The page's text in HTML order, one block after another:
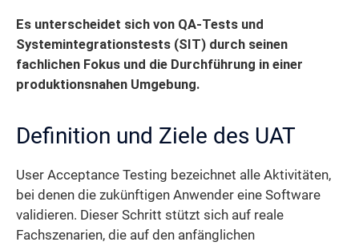
Es unterscheidet sich von QA-Tests und
Systemintegrationstests (SIT) durch seinen
fachlichen Fokus und die Durchführung in einer
produktionsnahen Umgebung.
Definition und Ziele des UAT
User Acceptance Testing bezeichnet alle Aktivitäten,
bei denen die zukünftigen Anwender eine Software
validieren. Dieser Schritt stützt sich auf reale
Fachszenarien, die auf den anfänglichen